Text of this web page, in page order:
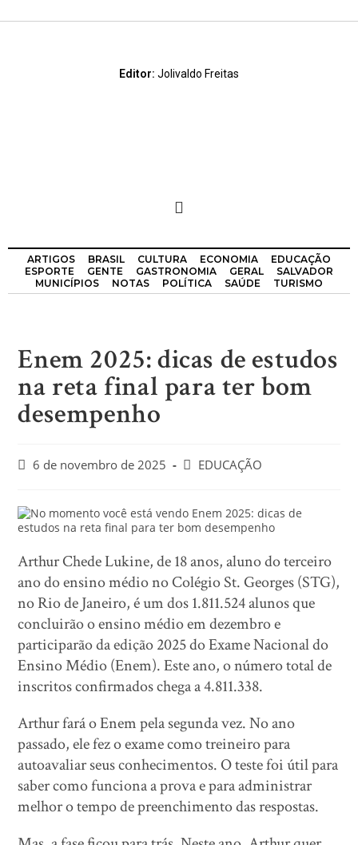
Editor: Jolivaldo Freitas
ARTIGOS BRASIL CULTURA ECONOMIA
EDUCAÇÃO
ESPORTE
GENTE GASTRONOMIA GERAL
SALVADOR
MUNICÍPIOS
NOTAS POLÍTICA SAÚDE TURISMO
Enem 2025: dicas de estudos
na reta final para ter bom
desempenho
6 de novembro de 2025 EDUCAÇÃO
Arthur Chede Lukine, de 18 anos, aluno do terceiro
ano do ensino médio no Colégio St. Georges (STG),
no Rio de Janeiro, é um dos 1.811.524 alunos que
concluirão o ensino médio em dezembro e
participarão da edição 2025 do Exame Nacional do
Ensino Médio (Enem). Este ano, o número total de
inscritos confirmados chega a 4.811.338.
Arthur fará o Enem pela segunda vez. No ano
passado, ele fez o exame como treineiro para
autoavaliar seus conhecimentos. O teste foi útil para
saber como funciona a prova e para administrar
melhor o tempo de preenchimento das respostas.